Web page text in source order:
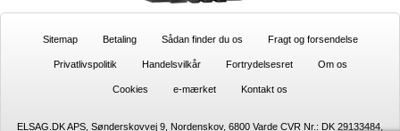
Sitemap Betaling Sådan finder du os Fragt og forsendelse
Privatlivspolitik Handelsvilkår Fortrydelsesret Om os
Cookies e-mærket Kontakt os
ELSAG.DK APS, Sønderskovvej 9, Nordenskov, 6800 Varde CVR Nr.: DK 29133484,